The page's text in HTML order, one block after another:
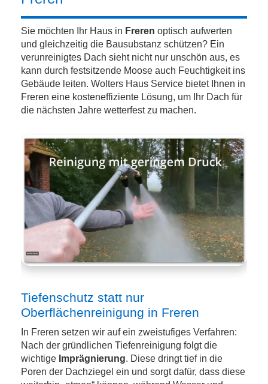
Sie möchten Ihr Haus in Freren optisch aufwerten
und gleichzeitig die Bausubstanz schützen? Ein
verunreinigtes Dach sieht nicht nur unschön aus, es
kann durch festsitzende Moose auch Feuchtigkeit ins
Gebäude leiten. Wolters Haus Service bietet Ihnen in
Freren eine kosteneffiziente Lösung, um Ihr Dach für
die nächsten Jahre wetterfest zu machen.
Tiefenschutz statt nur
Oberflächenreinigung in Freren
In Freren setzen wir auf ein zweistufiges Verfahren:
Nach der gründlichen Tiefenreinigung folgt die
wichtige Imprägnierung. Diese dringt tief in die
Poren der Dachziegel ein und sorgt dafür, dass diese